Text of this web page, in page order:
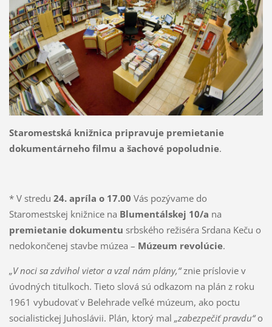
Staromestská knižnica pripravuje premietanie
dokumentárneho filmu a šachové popoludnie.
* V stredu 24. apríla o 17.00 Vás pozývame do
Staromestskej knižnice na Blumentálskej 10/a na
premietanie dokumentu srbského režiséra Srdana Keču o
nedokončenej stavbe múzea – Múzeum revolúcie.
„V noci sa zdvihol vietor a vzal nám plány,“znie príslovie v
úvodných titulkoch. Tieto slová sú odkazom na plán z roku
1961 vybudovať v Belehrade veľké múzeum, ako poctu
socialistickej Juhoslávii. Plán, ktorý mal „zabezpečiť pravdu“o